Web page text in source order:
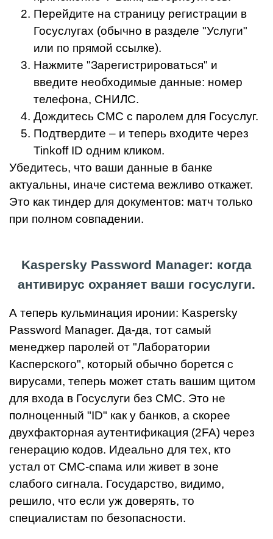
Перейдите на страницу регистрации в
Госуслугах (обычно в разделе "Услуги"
или по прямой ссылке).
Нажмите "Зарегистрироваться" и
введите необходимые данные: номер
телефона, СНИЛС.
Дождитесь СМС с паролем для Госуслуг.
Подтвердите – и теперь входите через
Tinkoff ID одним кликом.
Убедитесь, что ваши данные в банке
актуальны, иначе система вежливо откажет.
Это как тиндер для документов: матч только
при полном совпадении.
Kaspersky Password Manager: когда
антивирус охраняет ваши госуслуги.
А теперь кульминация иронии: Kaspersky
Password Manager. Да-да, тот самый
менеджер паролей от "Лаборатории
Касперского", который обычно борется с
вирусами, теперь может стать вашим щитом
для входа в Госуслуги без СМС. Это не
полноценный "ID" как у банков, а скорее
двухфакторная аутентификация (2FA) через
генерацию кодов. Идеально для тех, кто
устал от СМС-спама или живет в зоне
слабого сигнала. Государство, видимо,
решило, что если уж доверять, то
специалистам по безопасности.